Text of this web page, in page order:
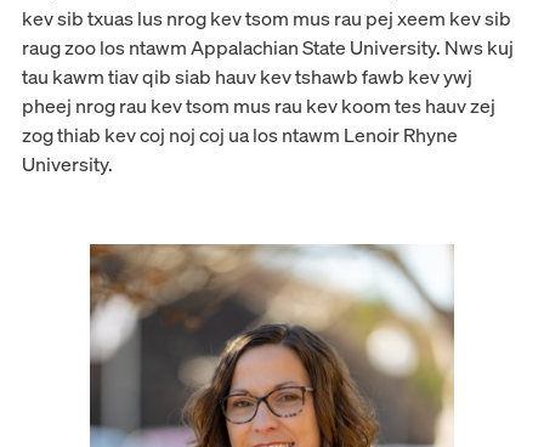
kev sib txuas lus nrog kev tsom mus rau pej xeem kev sib
raug zoo los ntawm Appalachian State University. Nws kuj
tau kawm tiav qib siab hauv kev tshawb fawb kev ywj
pheej nrog rau kev tsom mus rau kev koom tes hauv zej
zog thiab kev coj noj coj ua los ntawm Lenoir Rhyne
University.